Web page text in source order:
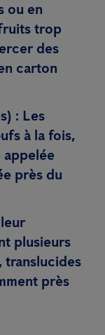
ou en
trop
des
carton
: Les
à la fois,
appelée
près du
plusieurs
translucides
près